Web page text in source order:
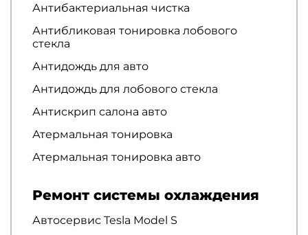
Антибактериальная чистка
Антибликовая тонировка лобового
стекла
Антидождь для авто
Антидождь для лобового стекла
Антискрип салона авто
Атермальная тонировка
Атермальная тонировка авто
Ремонт системы охлаждения
Автосервис Tesla Model S